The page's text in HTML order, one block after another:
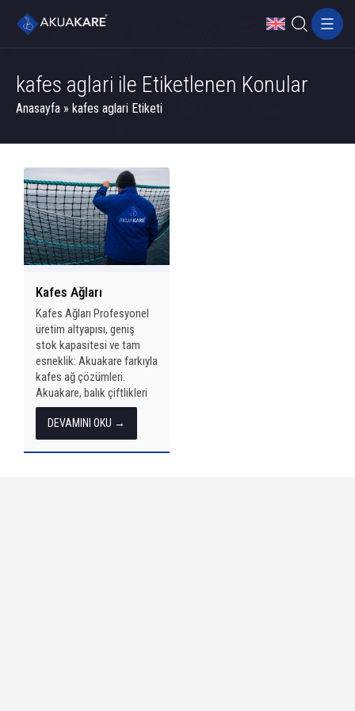
kafes aglari ile Etiketlenen Konular
Anasayfa » kafes aglari Etiketi
Kafes Ağları
Kafes Ağları Profesyonel
üretim altyapısı, geniş
stok kapasitesi ve tam
esneklik: Akuakare farkıyla
kafes ağ çözümleri.
Akuakare, balık çiftlikleri
için ürettiği yüksek kaliteli
ağlar ile güvenlik, verimlilik
ve dayanıklılığı bir arada
sunar. Milas’taki modern
DEVAMINI OKU →